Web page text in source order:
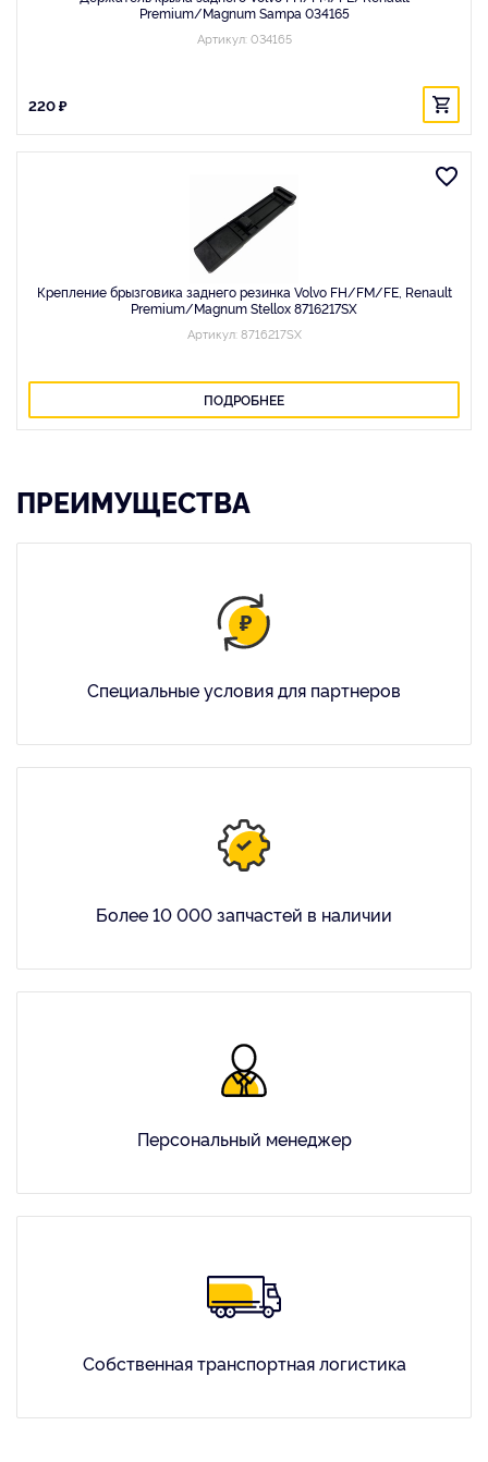
Premium/Magnum Sampa 034165
Артикул: 034165
220 ₽
Крепление брызговика заднего резинка Volvo FH/FM/FE, Renault
Premium/Magnum Stellox 8716217SX
Артикул: 8716217SX
ПОДРОБНЕЕ
ПРЕИМУЩЕСТВА
Специальные условия для партнеров
Более 10 000 запчастей в наличии
Персональный менеджер
Собственная транспортная логистика